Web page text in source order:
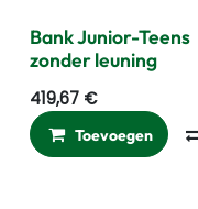
Bank Junior-Teens
zonder leuning
419,67 €
Toevoegen